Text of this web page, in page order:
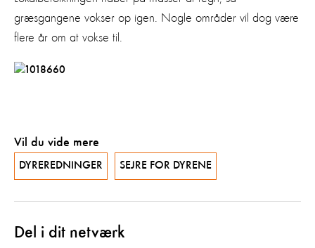
græsgangene vokser op igen. Nogle områder vil dog være
flere år om at vokse til.
Vil du vide mere
DYREREDNINGER SEJRE FOR DYRENE
Del i dit netværk